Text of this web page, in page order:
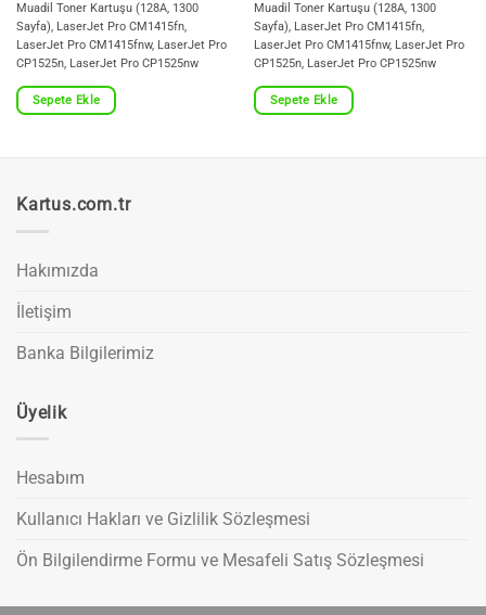
Muadil Toner Kartuşu (128A, 1300
Sayfa), LaserJet Pro CM1415fn,
LaserJet Pro CM1415fnw, LaserJet Pro
CP1525n, LaserJet Pro CP1525nw
Sepete Ekle
Muadil Toner Kartuşu (128A, 1300
Sayfa), LaserJet Pro CM1415fn,
LaserJet Pro CM1415fnw, LaserJet Pro
CP1525n, LaserJet Pro CP1525nw
Sepete Ekle
Kartus.com.tr
Hakımızda
İletişim
Banka Bilgilerimiz
Üyelik
Hesabım
Kullanıcı Hakları ve Gizlilik Sözleşmesi
Ön Bilgilendirme Formu ve Mesafeli Satış Sözleşmesi